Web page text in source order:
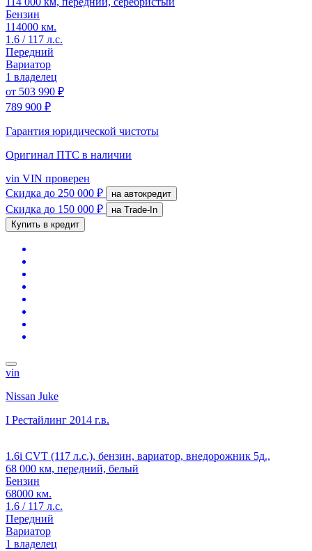
Бензин
114000 км.
1.6 / 117 л.с.
Передний
Вариатор
1 владелец
от 503 990 ₽
789 900 ₽
Гарантия юридической чистоты
Оригинал ПТС в наличии
vin VIN проверен
Скидка до 250 000 ₽ на автокредит
Скидка до 150 000 ₽
на Trade-In
Купить в кредит
vin
Nissan Juke
I Рестайлинг 2014 г.в.
1.6i CVT (117 л.с.), бензин, вариатор, внедорожник 5д.,
68 000 км, передний, белый
Бензин
68000 км.
1.6 / 117 л.с.
Передний
Вариатор
1 владелец